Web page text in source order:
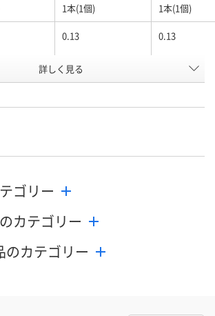
1本(1個) 1本(1個)
0.13 0.13
43
） 8月10日（月）
カゴへ
数量
カゴへ
詳しく見る
ゴリー
カテゴリー
のカテゴリー